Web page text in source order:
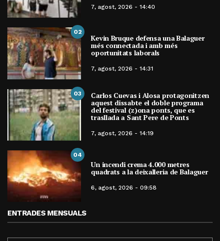
7, agost, 2026 - 14:40
02
Kevin Bruque defensa una Balaguer
més connectada i amb més
oportunitats laborals
7, agost, 2026 - 14:31
03 Carlos Cuevas i Alosa protagonitzen
aquest dissabte el doble programa
del festival (z)ona ponts, que es
trasllada a Sant Pere de Ponts
7, agost, 2026 - 14:19
04
Un incendi crema 4.000 metres
quadrats a la deixalleria de Balaguer
6, agost, 2026 - 09:58
ENTRADES MENSUALS